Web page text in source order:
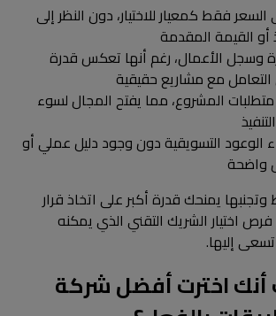
السعر فقط كمعيار للاختيار، دون النظر إلى
أو القيمة المقدمة
وسجل الأعمال، رغم أنها تعكس قدرة
مع مشاريع حقيقية
المشروع، مما يفتح المجال لسوء
الوعود التسويقية دون وجود دليل عملي أو
واضحة
يمنحك قدرة أكبر على اتخاذ قرار
اختيار الشريك التقني الذي يمكنه
تسعى إليها.
اخترت أفضل شركة